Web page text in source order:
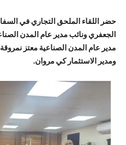
حضر اللقاء الملحق التجاري في
الجعفري ونائب مدير عام المدن
مدير عام المدن الصناعية معتز
ومدير الاستثمار كي مروان.